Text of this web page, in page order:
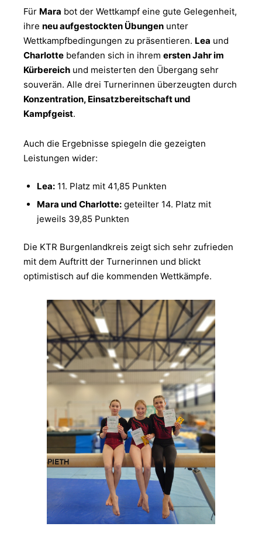
Für Mara bot der Wettkampf eine gute Gelegenheit,
ihre neu aufgestockten Übungen unter
Wettkampfbedingungen zu präsentieren. Lea und
Charlotte befanden sich in ihrem ersten Jahr im
Kürbereich und meisterten den Übergang sehr
souverän. Alle drei Turnerinnen überzeugten durch
Konzentration, Einsatzbereitschaft und
Kampfgeist.
Auch die Ergebnisse spiegeln die gezeigten
Leistungen wider:
Lea:11. Platz mit 41,85 Punkten
Mara und Charlotte:geteilter 14. Platz mit
jeweils 39,85 Punkten
Die KTR Burgenlandkreis zeigt sich sehr zufrieden
mit dem Auftritt der Turnerinnen und blickt
optimistisch auf die kommenden Wettkämpfe.